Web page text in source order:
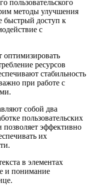
пользовательского
методы улучшения
быстрый доступ к
с
оптимизировать
ресурсов
стабильность
при работе с
собой два
пользовательских
эффективно
их
в элементах
и понимание